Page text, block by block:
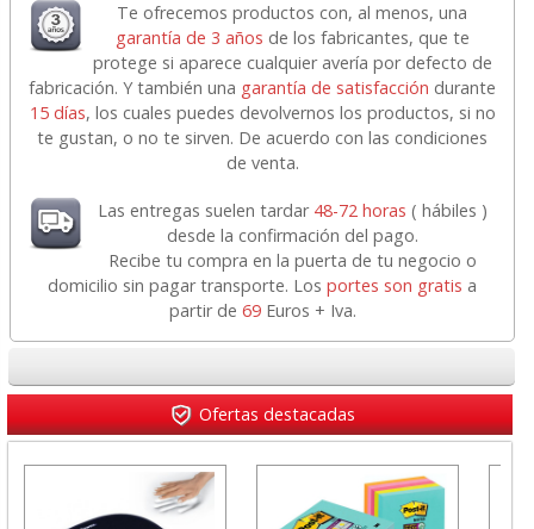
Te ofrecemos productos con, al menos, una
garantía de 3 años de los fabricantes, que te
protege si aparece cualquier avería por defecto de
fabricación. Y también una garantía de satisfacción durante
15 días, los cuales puedes devolvernos los productos, si no
te gustan, o no te sirven. De acuerdo con las condiciones
de venta.
Las entregas suelen tardar 48-72 horas ( hábiles )
desde la confirmación del pago.
Recibe tu compra en la puerta de tu negocio o
domicilio sin pagar transporte. Losportes son gratis a
partir de 69Euros + Iva.
Ofertas destacadas